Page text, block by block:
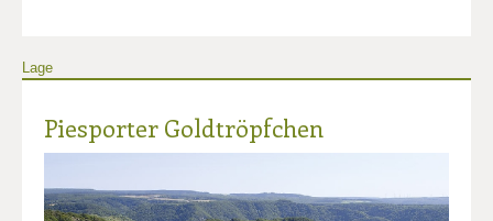
Lage
Piesporter Goldtröpfchen